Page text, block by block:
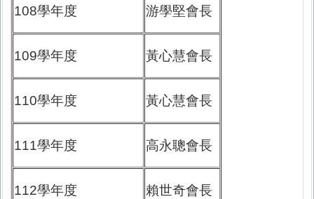
108學年度 游學堅會長
109學年度 黃心慧會長
110學年度 黃心慧會長
111學年度 高永聰會長
112學年度 賴世奇會長